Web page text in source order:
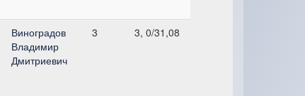
Виноградов
Владимир
Дмитриевич
3 3, 0/31,08